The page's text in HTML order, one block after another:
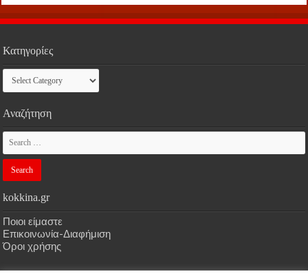
Κατηγορίες
Κατηγορίες
Αναζήτηση
kokkina.gr
Ποιοι είμαστε
Επικοινωνία-Διαφήμιση
Όροι χρήσης